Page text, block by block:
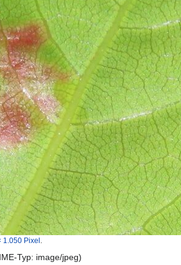
1.050 Pixel
Typ: image/jpeg)